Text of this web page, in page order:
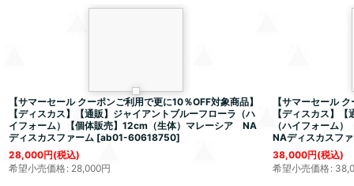
【サマーセール クーポンご利用で更に10％OFF対象商品】
【ディスカス】【通販】ジャイアントブルーフローラ（ハ
イフォーム）【個体販売】12cm（生体）マレーシア NA
ディスカスファーム [ab01-60618750]
28,000円(税込)
希望小売価格: 28,000円
【サマーセール
【ディスカス】
（ハイフォーム
NAディスカスフ
38,000円(税込)
希望小売価格: